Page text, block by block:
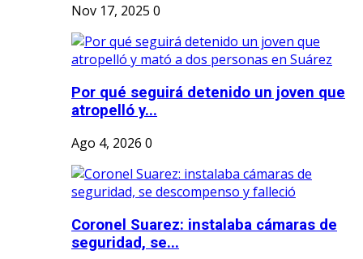
Nov 17, 2025 0
Por qué seguirá detenido un joven que
atropelló y...
Ago 4, 2026 0
Coronel Suarez: instalaba cámaras de
seguridad, se...